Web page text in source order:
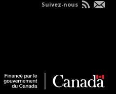
Suivez-nous